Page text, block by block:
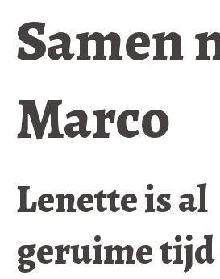
Samen
Marco
Lenette is al
geruime tijd